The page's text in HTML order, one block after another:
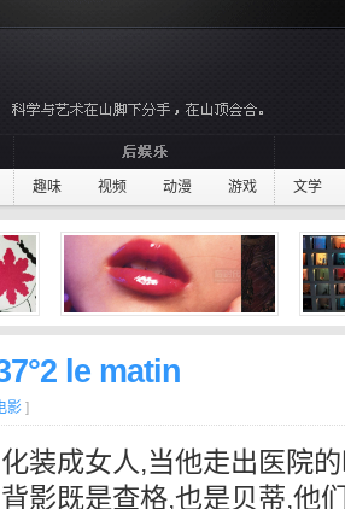
趣味 视频 动漫 游戏 文学
le matin
影 ]
装成女人,当他走出医院
影既是查格,也是贝蒂,他